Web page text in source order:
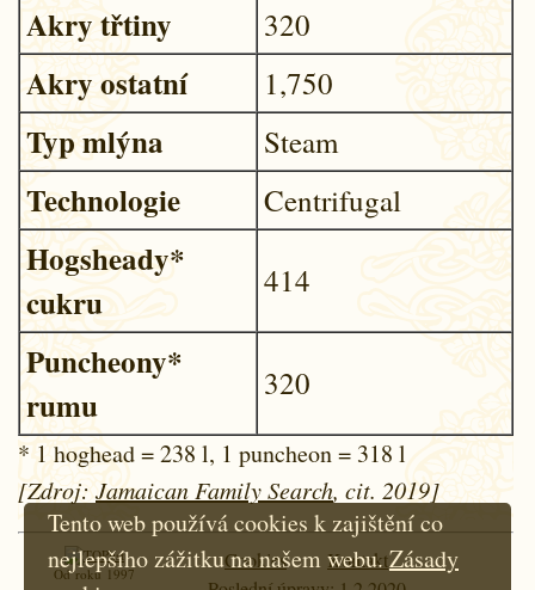
Akry třtiny 320
Akry ostatní 1,750
Typ mlýna Steam
Technologie Centrifugal
Hogsheady*
cukru
414
Puncheony*
rumu
320
* 1 hoghead = 238 l, 1 puncheon = 318 l
[Zdroj: Jamaican Family Search, cit. 2019]
Od roku 1997
Cookies
Kontakt
Tento web používá cookies k zajištění co
nejlepšího zážitku na našem webu.Zásady